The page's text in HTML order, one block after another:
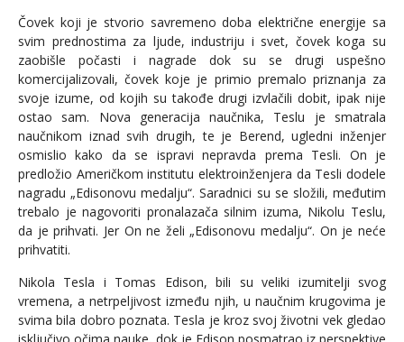
Čovek koji je stvorio savremeno doba električne energije sa
svim prednostima za ljude, industriju i svet, čovek koga su
zaobišle počasti i nagrade dok su se drugi uspešno
komercijalizovali, čovek koje je primio premalo priznanja za
svoje izume, od kojih su takođe drugi izvlačili dobit, ipak nije
ostao sam. Nova generacija naučnika, Teslu je smatrala
naučnikom iznad svih drugih, te je Berend, ugledni inženjer
osmislio kako da se ispravi nepravda prema Tesli. On je
predložio Američkom institutu elektroinženjera da Tesli dodele
nagradu „Edisonovu medalju“. Saradnici su se složili, međutim
trebalo je nagovoriti pronalazača silnim izuma, Nikolu Teslu,
da je prihvati. Jer On ne želi „Edisonovu medalju“. On je neće
prihvatiti.
Nikola Tesla i Tomas Edison, bili su veliki izumitelji svog
vremena, a netrpeljivost između njih, u naučnim krugovima je
svima bila dobro poznata. Tesla je kroz svoj životni vek gledao
isključivo očima nauke, dok je Edison posmatrao iz perspektive